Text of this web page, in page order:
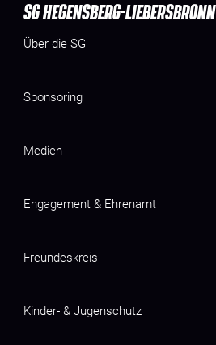
SG HEGENSBERG-LIEBERSBRONN
Über die SG
Sponsoring
Medien
Engagement & Ehrenamt
Freundeskreis
Kinder- & Jugenschutz